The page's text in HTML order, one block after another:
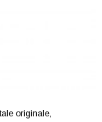
originale,